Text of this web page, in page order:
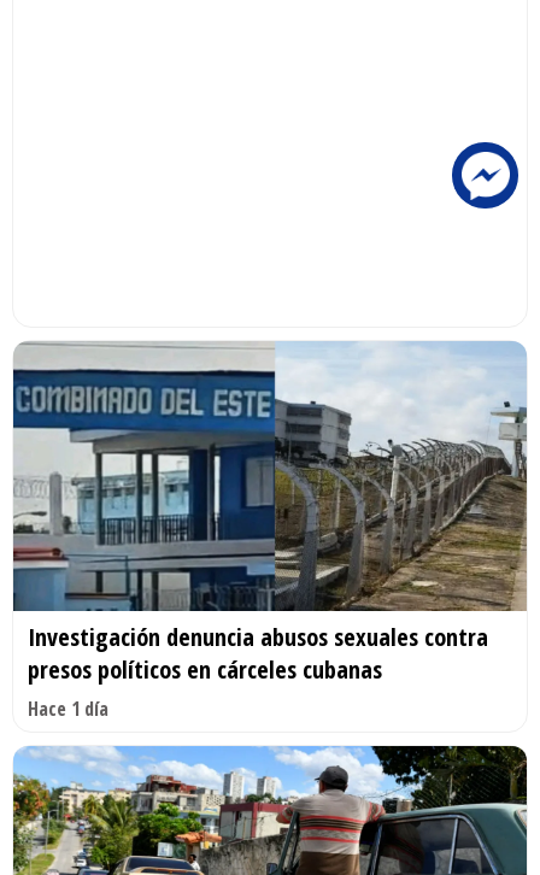
Investigación denuncia abusos sexuales contra
presos políticos en cárceles cubanas
Hace 1 día